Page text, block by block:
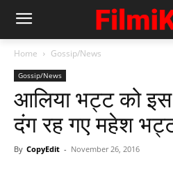
Home Gossip/News
Gossip/News
आलिया भट्ट को
दंग रह गए महेश
By CopyEdit - November 26, 2016